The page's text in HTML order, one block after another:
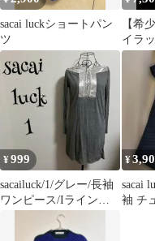
sacai luckショートパン
ツ
【希
イラ
ン混 T
¥999
sacailuck/1/グレー/長袖
ワンピース/Iラインシ
ルエット/ひか
¥
sacai
袖 チ
ス ネ